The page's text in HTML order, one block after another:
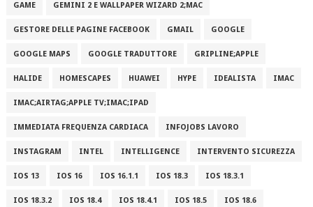
GAME GEMINI 2 E WALLPAPER WIZARD 2;MAC
GESTORE DELLE PAGINE FACEBOOK GMAIL GOOGLE
GOOGLE MAPS GOOGLE TRADUTTORE GRIPLINE;APPLE
HALIDE HOMESCAPES HUAWEI HYPE IDEALISTA IMAC
IMAC;AIRTAG;APPLE TV;IMAC;IPAD
IMMEDIATA FREQUENZA CARDIACA INFOJOBS LAVORO
INSTAGRAM INTEL INTELLIGENCE INTERVENTO SICUREZZA
IOS 13 IOS 16 IOS 16.1.1 IOS 18.3 IOS 18.3.1
IOS 18.3.2 IOS 18.4 IOS 18.4.1 IOS 18.5 IOS 18.6